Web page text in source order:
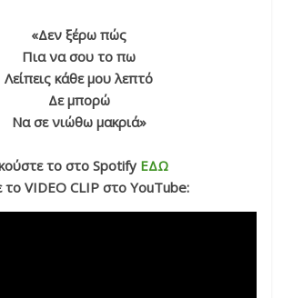
«Δεν ξέρω πώς
Πια να σου το πω
Λείπεις κάθε μου λεπτό
Δε μπορώ
Να σε νιώθω μακριά»
το στο Spotify ΕΔΩ
το VIDEO CLIP στο YouTube: